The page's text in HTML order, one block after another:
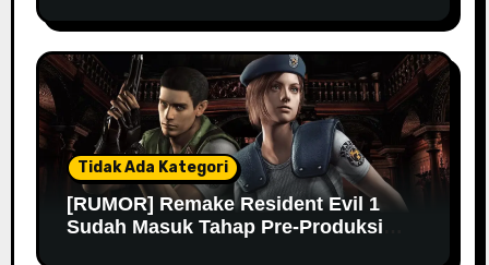
Tidak Ada Kategori
[RUMOR] Remake Resident Evil 1
Sudah Masuk Tahap Pre-Produksi